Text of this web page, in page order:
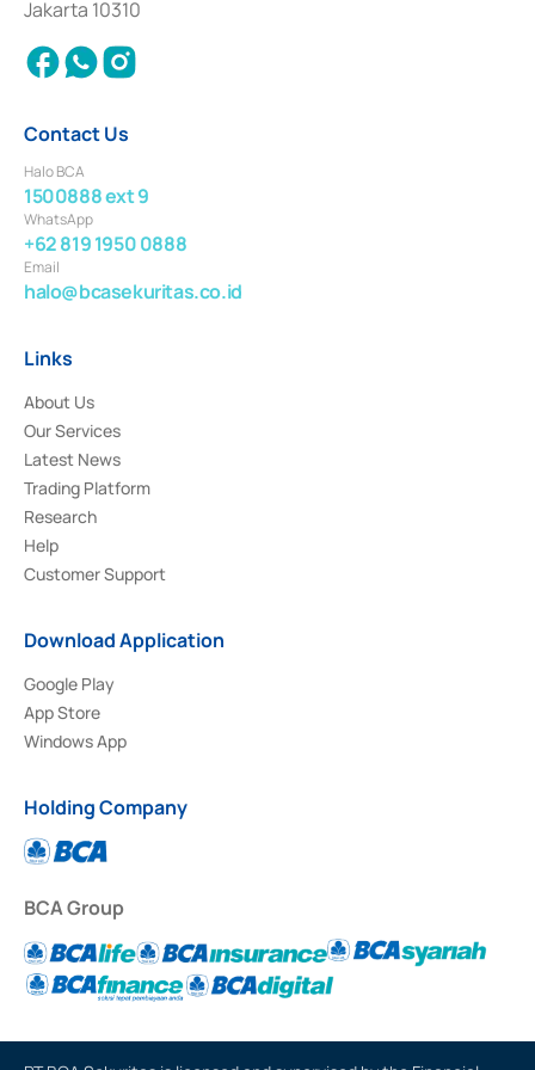
2018.
Jakarta 10310
Contact Us
Halo BCA
1500888 ext 9
WhatsApp
+62 819 1950 0888
Email
halo@bcasekuritas.co.id
Links
About Us
Our Services
Latest News
Trading Platform
Research
Help
Customer Support
Download Application
Google Play
App Store
Windows App
Holding Company
BCA Group